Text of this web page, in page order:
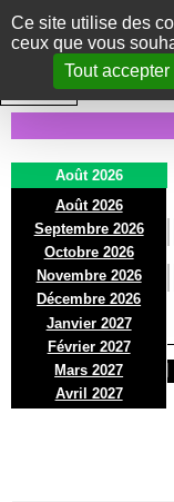
Panneau de gestion
Ce site utilise des
ceux que vous
Tout accepter
Le Marni
CONCERTS DANSE/CIRQUE
INTRA MUROS
Août 2026
Août 2026
Septembre 2026
Octobre 2026
Novembre 2026
Décembre 2026
Janvier 2027
Février 2027
Mars 2027
Avril 2027
D
2
L
3
M
4
D
16
L
17
M
18
D
30
L
31
PRÉSENTATION